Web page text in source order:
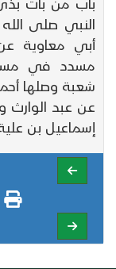
النبي صلى
أبي معاوية
مسدد في
شعبة وصلها
عن عبد الوارث
إسماعيل بن